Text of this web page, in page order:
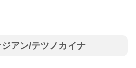
アン/テツノカイナ